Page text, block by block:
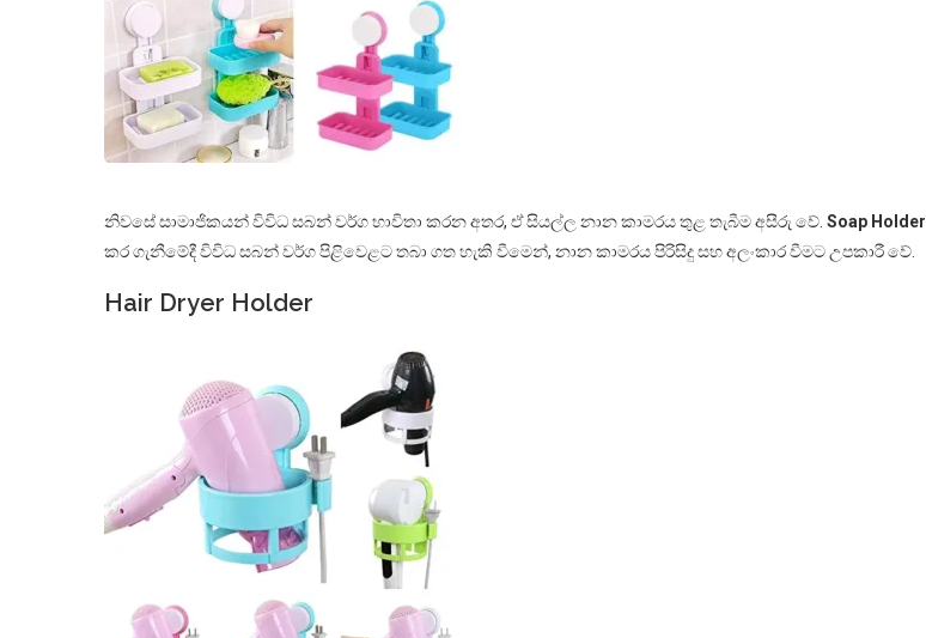
නිවසේ සාමාජිකයන් විවිධ සබන් වර්ග භාවිතා කරන අතර, ඒ සියල්ල නාන කාමරය තුළ තැබීම අසීරු වේ. Soap Holder
කර ගැනීමේදී විවිධ සබන් වර්ග පිළිවෙළට තබා ගත හැකි වීමෙන්, නාන කාමරය පිරිසිදු සහ අලංකාර වීමට උපකාරී වේ.
Hair Dryer Holder